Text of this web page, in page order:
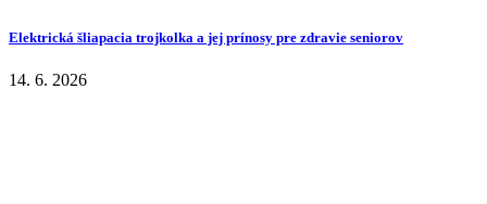
Elektrická šliapacia trojkolka a jej prínosy pre zdravie seniorov
14. 6. 2026